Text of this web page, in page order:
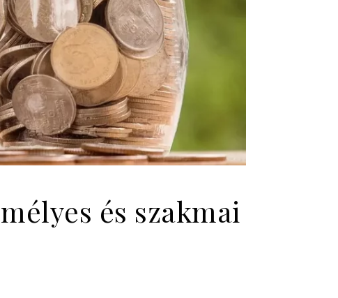
és szakmai